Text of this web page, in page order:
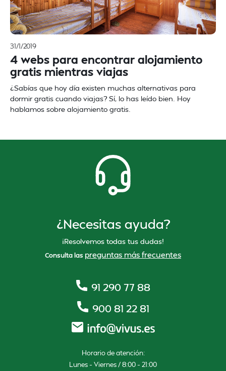
31/1/2019
4 webs para encontrar alojamiento
gratis mientras viajas
¿Sabías que hoy día existen muchas alternativas para
dormir gratis cuando viajas? Sí, lo has leído bien. Hoy
hablamos sobre alojamiento gratis.
¿Necesitas ayuda?
¡Resolvemos todas tus dudas!
Consulta las preguntas más frecuentes
91 290 77 88
900 81 22 81
Horario de atención:
Lunes – Viernes / 8:00 – 21:00